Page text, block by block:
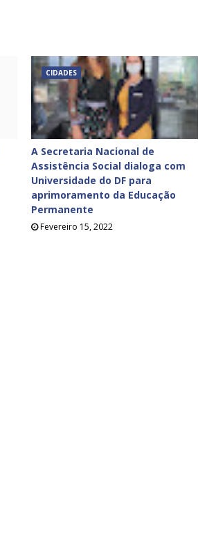
CIDADES
A Secretaria Nacional de
Assistência Social dialoga com
Universidade do DF para
aprimoramento da Educação
Permanente
Fevereiro 15, 2022